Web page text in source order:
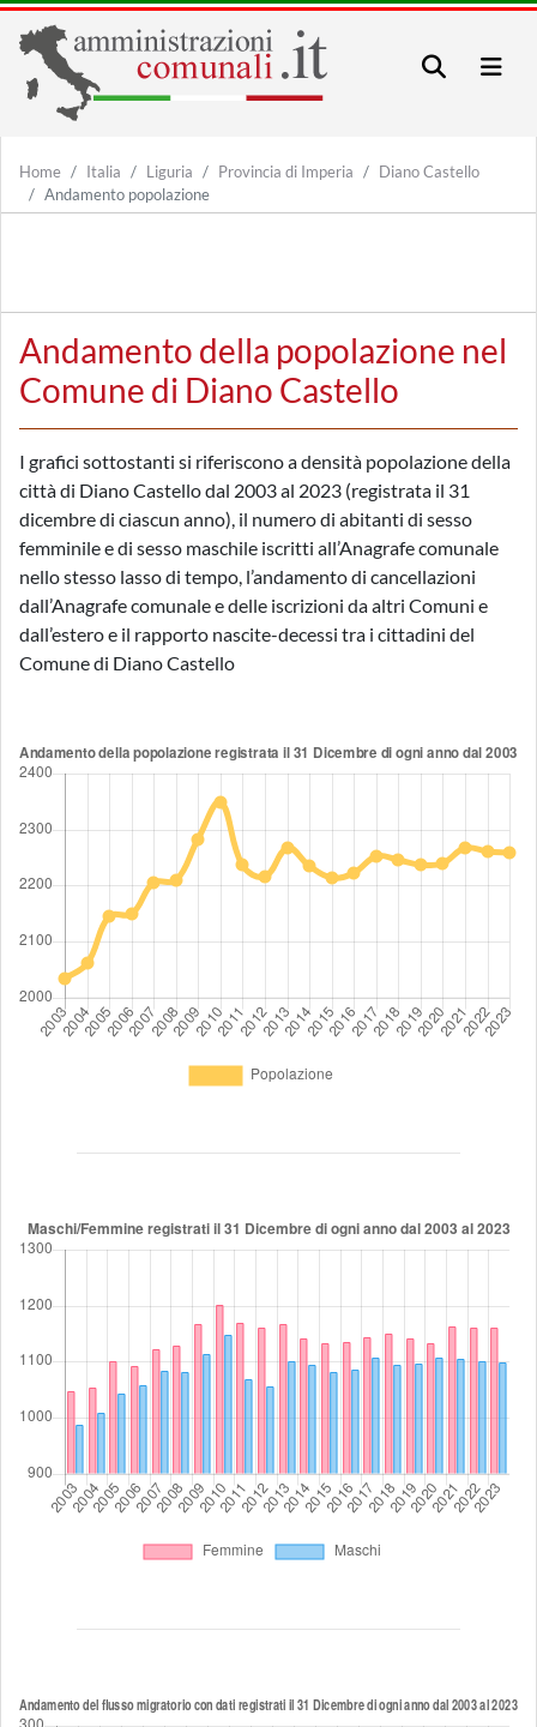
Home Italia Liguria Provincia di Imperia
Diano Castello
Andamento popolazione
Andamento della popolazione nel
Comune di Diano Castello
I grafici sottostanti si riferiscono a densità popolazione della
città di Diano Castello dal 2003 al 2023 (registrata il 31
dicembre di ciascun anno), il numero di abitanti di sesso
femminile e di sesso maschile iscritti all’Anagrafe comunale
nello stesso lasso di tempo, l’andamento di cancellazioni
dall’Anagrafe comunale e delle iscrizioni da altri Comuni e
dall’estero e il rapporto nascite-decessi tra i cittadini del
Comune di Diano Castello